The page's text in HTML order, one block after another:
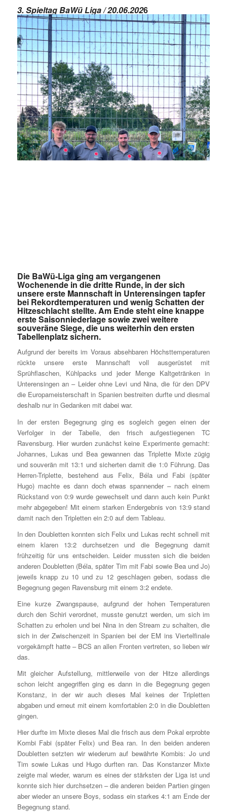
3. Spieltag BaWü Liga / 20.06.2026
Die BaWü-Liga ging am vergangenen
Wochenende in die dritte Runde, in der sich
unsere erste Mannschaft in Unterensingen tapfer
bei Rekordtemperaturen und wenig Schatten der
Hitzeschlacht stellte. Am Ende steht eine knappe
erste Saisonniederlage sowie zwei weitere
souveräne Siege, die uns weiterhin den ersten
Tabellenplatz sichern.
Aufgrund der bereits im Voraus absehbaren Höchsttemperaturen
rückte unsere erste Mannschaft voll ausgerüstet mit
Sprühflaschen, Kühlpacks und jeder Menge Kaltgetränken in
Unterensingen an – Leider ohne Levi und Nina, die für den DPV
die Europameisterschaft in Spanien bestreiten durfte und diesmal
deshalb nur in Gedanken mit dabei war.
In der ersten Begegnung ging es sogleich gegen einen der
Verfolger in der Tabelle, den frisch aufgestiegenen TC
Ravensburg. Hier wurden zunächst keine Experimente gemacht:
Johannes, Lukas und Bea gewannen das Triplette Mixte zügig
und souverän mit 13:1 und sicherten damit die 1:0 Führung. Das
Herren-Triplette, bestehend aus Felix, Béla und Fabi (später
Hugo) machte es dann doch etwas spannender – nach einem
Rückstand von 0:9 wurde gewechselt und dann auch kein Punkt
mehr abgegeben! Mit einem starken Endergebnis von 13:9 stand
damit nach den Tripletten ein 2:0 auf dem Tableau.
In den Doubletten konnten sich Felix und Lukas recht schnell mit
einem klaren 13:2 durchsetzen und die Begegnung damit
frühzeitig für uns entscheiden. Leider mussten sich die beiden
anderen Doubletten (Béla, später Tim mit Fabi sowie Bea und Jo)
jeweils knapp zu 10 und zu 12 geschlagen geben, sodass die
Begegnung gegen Ravensburg mit einem 3:2 endete.
Eine kurze Zwangspause, aufgrund der hohen Temperaturen
durch den Schiri verordnet, musste genutzt werden, um sich im
Schatten zu erholen und bei Nina in den Stream zu schalten, die
sich in der Zwischenzeit in Spanien bei der EM ins Viertelfinale
vorgekämpft hatte – BCS an allen Fronten vertreten, so lieben wir
das.
Mit gleicher Aufstellung, mittlerweile von der Hitze allerdings
schon leicht angegriffen ging es dann in die Begegnung gegen
Konstanz, in der wir auch dieses Mal keines der Tripletten
abgaben und erneut mit einem komfortablen 2:0 in die Doubletten
gingen.
Hier durfte im Mixte dieses Mal die frisch aus dem Pokal erprobte
Kombi Fabi (später Felix) und Bea ran. In den beiden anderen
Doubletten setzten wir wiederum auf bewährte Kombis: Jo und
Tim sowie Lukas und Hugo durften ran. Das Konstanzer Mixte
zeigte mal wieder, warum es eines der stärksten der Liga ist und
konnte sich hier durchsetzen – die anderen beiden Partien gingen
aber wieder an unsere Boys, sodass ein starkes 4:1 am Ende der
Begegnung stand.